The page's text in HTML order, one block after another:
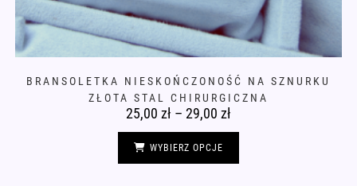
BRANSOLETKA NIESKOŃCZONOŚĆ NA SZNURKU
ZŁOTA STAL CHIRURGICZNA
25,00 zł – 29,00 zł
od
29,00 zł
WYBIERZ OPCJE